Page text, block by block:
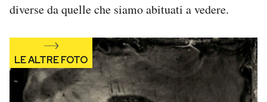
diverse da quelle che siamo abituati a vedere.